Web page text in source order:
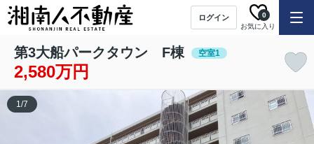
ログイン
お気に入り
0
第3大船パークタウン F棟 空室1
2,580万円
1/7